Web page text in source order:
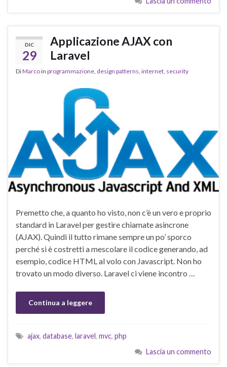
DIC
29
Applicazione AJAX con
Laravel
DiMarcoin programmazione design patterns internet security
Premetto che, a quanto ho visto, non c’è un vero e proprio
standard in Laravel per gestire chiamate asincrone
(AJAX). Quindi il tutto rimane sempre un po’ sporco
perché si è costretti a mescolare il codice generando, ad
esempio, codice HTML al volo con Javascript. Non ho
trovato un modo diverso. Laravel ci viene incontro …
Continua a leggere
ajax, database, laravel, mvc, php
Lascia un commento